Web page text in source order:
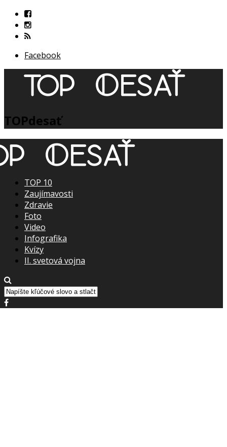
Facebook
TOPdesať
TOP 10
Zaujímavosti
Zdravie
Foto
Video
Infografika
Kvízy
II. svetová vojna